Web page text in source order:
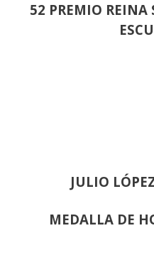
52 PREMIO REINA
JULIO
MEDALLA DE